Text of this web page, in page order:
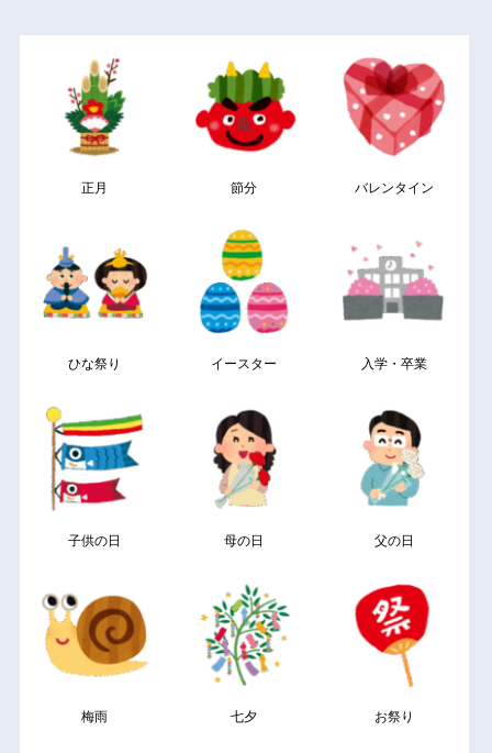
正月 節分 バレンタイン
ひな祭り イースター 入学・卒業
子供の日 母の日 父の日
梅雨 七夕 お祭り